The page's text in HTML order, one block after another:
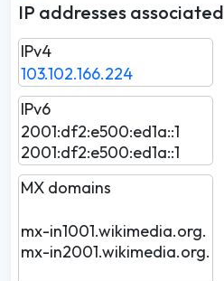
IP addresses associated
IPv4
103.102.166.224
IPv6
2001:df2:e500:ed1a::1
2001:df2:e500:ed1a::1
MX domains
mx-in1001.wikimedia.org.
mx-in2001.wikimedia.org.